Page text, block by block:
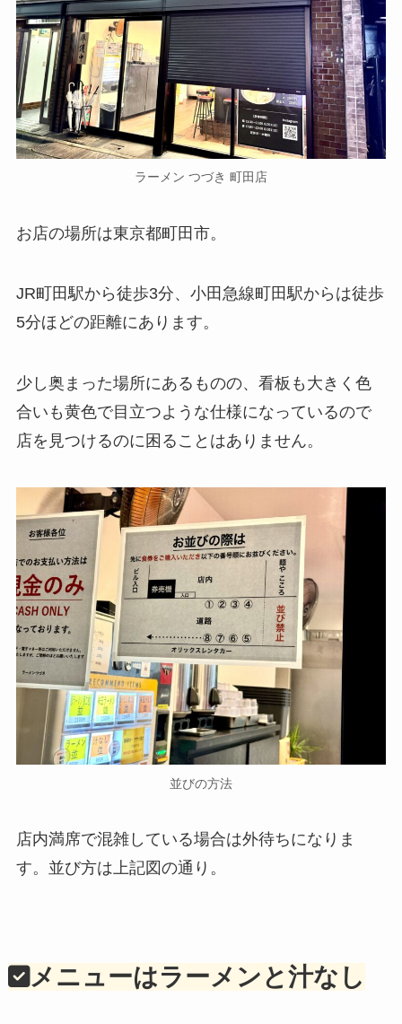
ラーメン つづき 町田店
お店の場所は東京都町田市。
JR町田駅から徒歩3分、小田急線町田駅からは徒歩
5分ほどの距離にあります。
少し奥まった場所にあるものの、看板も大きく色
合いも黄色で目立つような仕様になっているので
店を見つけるのに困ることはありません。
並びの方法
店内満席で混雑している場合は外待ちになりま
す。並び方は上記図の通り。
メニューはラーメンと汁なし